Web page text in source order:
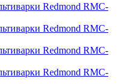
Redmond RMC-
Redmond RMC-
Redmond RMC-
Redmond RMC-